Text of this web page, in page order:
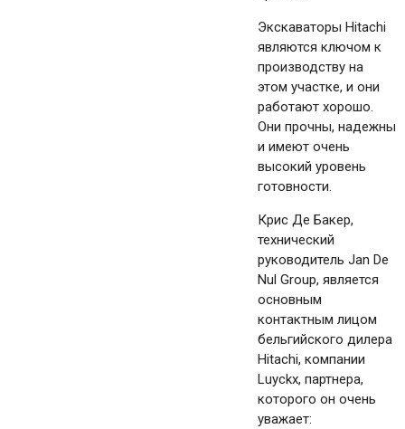
Экскаваторы Hitachi
являются ключом к
производству на
этом участке, и они
работают хорошо.
Они прочны, надежны
и имеют очень
высокий уровень
готовности.
Крис Де Бакер,
технический
руководитель Jan De
Nul Group, является
основным
контактным лицом
бельгийского дилера
Hitachi, компании
Luyckx, партнера,
которого он очень
уважает: